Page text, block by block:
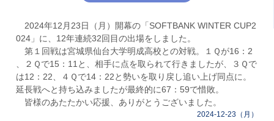
2024年12月23日（月）開幕の「SOFTBANK WINTER CUP2
024」に、12年連続32回目の出場をしました。
第１回戦は宮城県仙台大学明成高校との対戦。１Ｑが16：2
、２Ｑで15：11と、相手に点を取られて行きましたが、３Ｑで
は12：22、４Ｑで14：22と勢いを取り戻し追い上げ同点に。
延長戦へと持ち込みましたが最終的に67：59で惜敗。
皆様のあたたかい応援、ありがとうございました。
2024-12-23（月）